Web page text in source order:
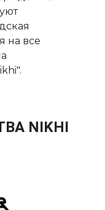
на все
NIKHI